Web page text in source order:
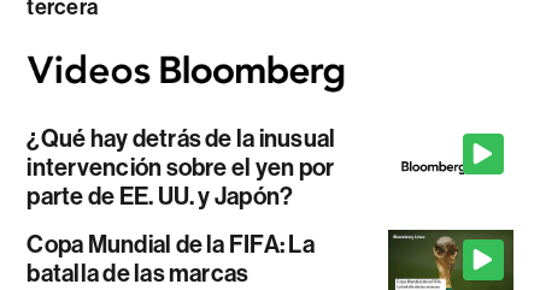
tercera
¿Qué hay detrás de la inusual
intervención sobre el yen por
parte de EE. UU. y Japón?
Copa Mundial de la FIFA: La
batalla de las marcas